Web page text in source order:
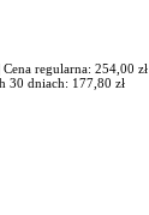
Cena regularna: 254,00 zł
30 dniach: 177,80 zł